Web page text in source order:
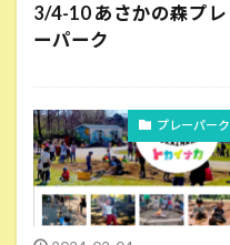
3/4-10 あさかの森プレ
ーパーク
プレーパーク